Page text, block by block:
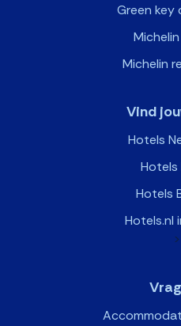
Green
Michelin
Vind
Hotels
Hotels
Hotels
Hotels.nl
>